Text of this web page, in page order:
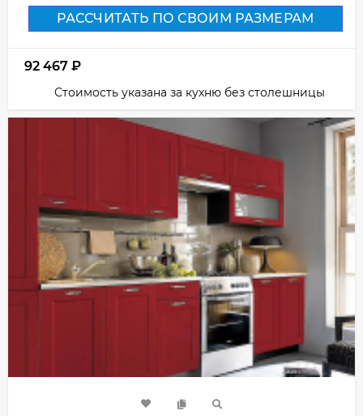
РАССЧИТАТЬ ПО СВОИМ РАЗМЕРАМ
92 467 ₽
Стоимость указана за кухню без столешницы